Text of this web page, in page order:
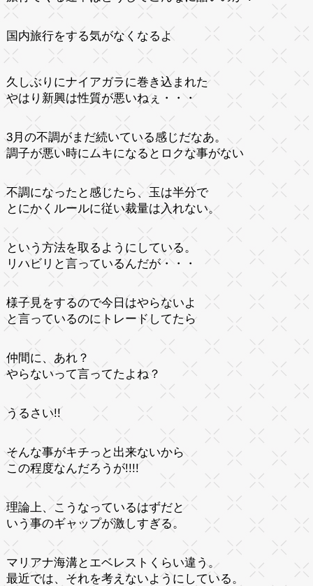
国内旅行をする気がなくなるよ
久しぶりにナイアガラに巻き込まれた
やはり新興は性質が悪いねぇ・・・
3月の不調がまだ続いている感じだなあ。
調子が悪い時にムキになるとロクな事がない
不調になったと感じたら、玉は半分で
とにかくルールに従い裁量は入れない。
という方法を取るようにしている。
リハビリと言っているんだが・・・
様子見をするので今日はやらないよ
と言っているのにトレードしてたら
仲間に、あれ？
やらないって言ってたよね？
うるさい!!
そんな事がキチっと出来ないから
この程度なんだろうが!!!!
理論上、こうなっているはずだと
いう事のギャップが激しすぎる。
マリアナ海溝とエベレストくらい違う。
最近では、それを考えないようにしている。